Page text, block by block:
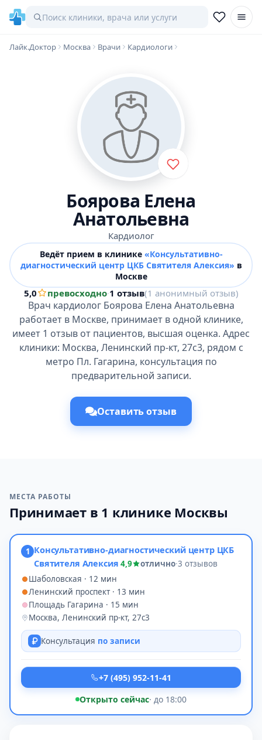
Лайк.Доктор Москва Врачи Кардиологи
Боярова Елена
Анатольевна
Кардиолог
Ведёт прием в клинике «Консультативно-
диагностический центр ЦКБ Святителя Алексия» в
Москве
5,0 превосходно·1 отзыв(1 анонимный отзыв)
Врач кардиолог Боярова Елена Анатольевна
работает в Москве, принимает в одной клинике,
имеет 1 отзыв от пациентов, высшая оценка. Адрес
клиники: Москва, Ленинский пр-кт, 27с3, рядом с
метро Пл. Гагарина, консультация по
предварительной записи.
Оставить отзыв
МЕСТА РАБОТЫ
Принимает в 1 клинике Москвы
1 Консультативно-диагностический центр ЦКБ
Святителя Алексия 4,9 отлично·3 отзывов
Шаболовская · 12 мин
Ленинский проспект · 13 мин
Площадь Гагарина · 15 мин
Москва, Ленинский пр-кт, 27с3
Консультация по записи
+7 (495) 952-11-41
Открыто сейчас· до 18:00